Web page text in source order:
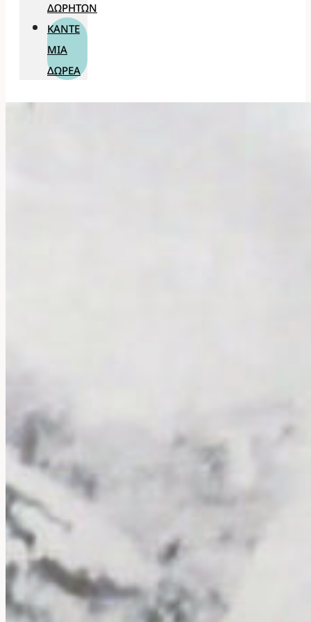
ΔΩΡΗΤΏΝ
ΚΆΝΤΕ
ΜΊΑ
ΔΩΡΕΆ